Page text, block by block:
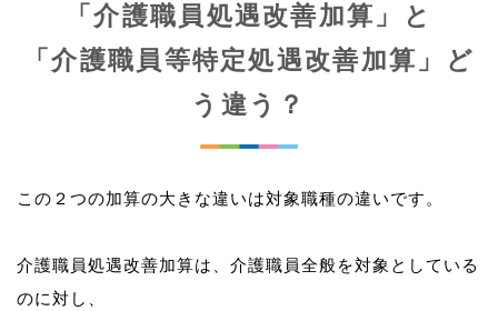
「介護職員処遇改善加算」と
「介護職員等特定処遇改善加算」ど
う違う？
この２つの加算の大きな違いは対象職種の違いです。
介護職員処遇改善加算は、介護職員全般を対象としている